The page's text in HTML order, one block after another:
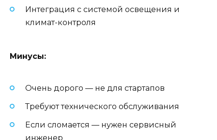
Интеграция с системой освещения и
климат-контроля
Минусы:
Очень дорого — не для стартапов
Требуют технического обслуживания
Если сломается — нужен сервисный
инженер